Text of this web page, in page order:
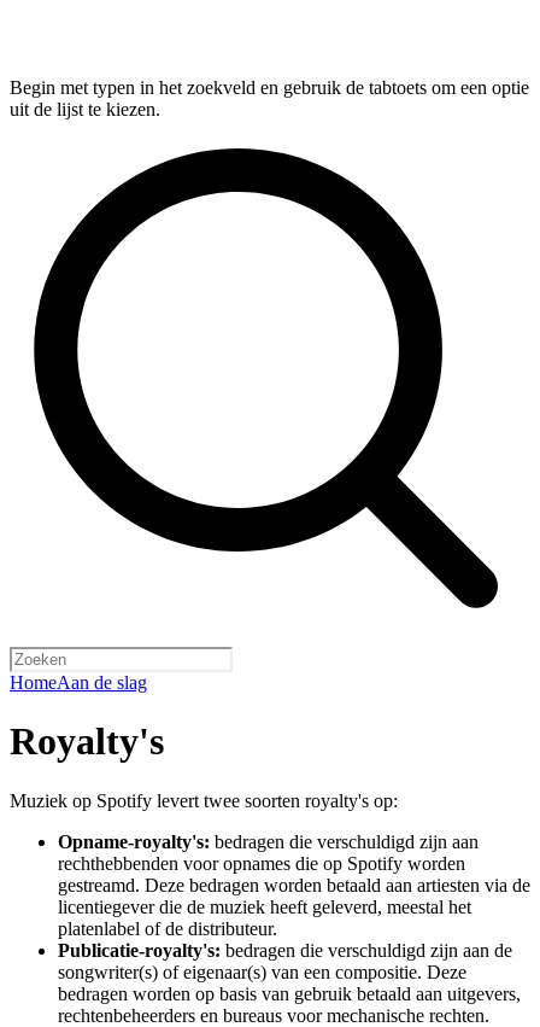
Begin met typen in het zoekveld en gebruik de tabtoets om een optie
uit de lijst te kiezen.
HomeAan de slag
Royalty's
Muziek op Spotify levert twee soorten royalty's op:
Opname-royalty's: bedragen die verschuldigd zijn aan
rechthebbenden voor opnames die op Spotify worden
gestreamd. Deze bedragen worden betaald aan artiesten via de
licentiegever die de muziek heeft geleverd, meestal het
platenlabel of de distributeur.
Publicatie-royalty's: bedragen die verschuldigd zijn aan de
songwriter(s) of eigenaar(s) van een compositie. Deze
bedragen worden op basis van gebruik betaald aan uitgevers,
rechtenbeheerders en bureaus voor mechanische rechten.